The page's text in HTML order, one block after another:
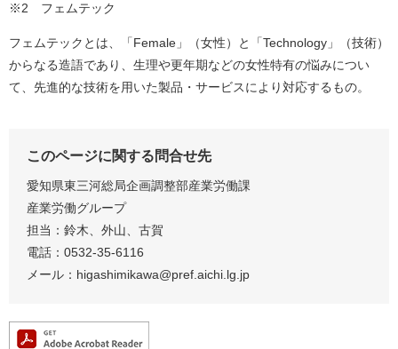
※2 フェムテック
フェムテックとは、「Female」（女性）と「Technology」（技術）
からなる造語であり、生理や更年期などの女性特有の悩みについ
て、先進的な技術を用いた製品・サービスにより対応するもの。
このページに関する問合せ先
愛知県東三河総局企画調整部産業労働課
産業労働グループ
担当：鈴木、外山、古賀
電話：0532-35-6116
メール：higashimikawa@pref.aichi.lg.jp